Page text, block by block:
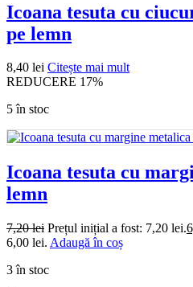
Icoana tesuta cu
pe lemn
8,40 lei Citește mai mult
REDUCERE 17%
5 în stoc
Icoana tesuta cu
lemn
7,20lei Prețul inițial a fost: 7,20 lei.
6,00 lei. Adaugă în coș
3 în stoc